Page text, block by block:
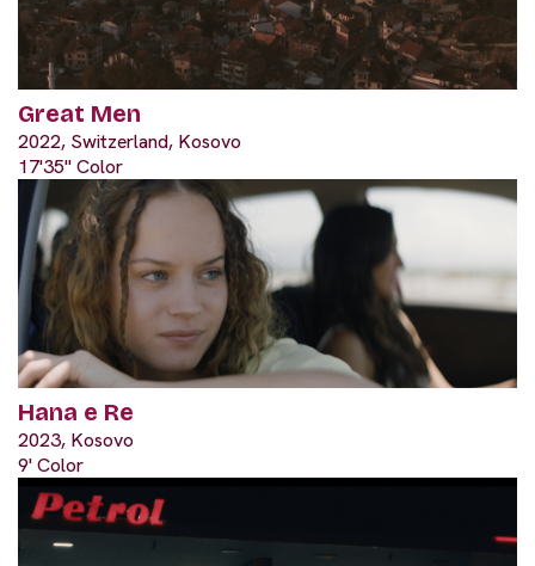
Great Men
2022, Switzerland, Kosovo
17'35" Color
Hana e Re
2023, Kosovo
9' Color